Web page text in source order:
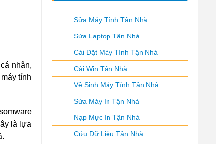
nhân,
tính
là lựa
Sửa Máy Tính Tận Nhà
Sửa Laptop Tận Nhà
Cài Đặt Máy Tính Tận Nhà
Cài Win Tận Nhà
Vệ Sinh Máy Tính Tận Nhà
Sửa Máy In Tận Nhà
Nạp Mực In Tận Nhà
Cứu Dữ Liệu Tận Nhà